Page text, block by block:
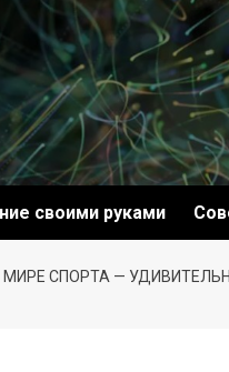
своими руками
СПОРТА —